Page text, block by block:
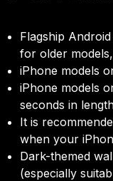
Flagship
for older
iPhone models
iPhone models
seconds in
It is
when your
Dark-themed
(especially